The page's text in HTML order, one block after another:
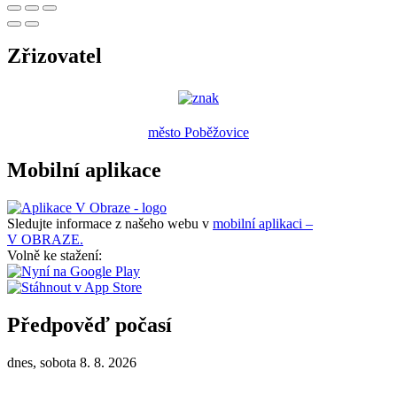
Zřizovatel
město Poběžovice
Mobilní aplikace
Sledujte informace z našeho webu v mobilní aplikaci –
V OBRAZE.
Volně ke stažení:
Předpověď počasí
dnes, sobota 8. 8. 2026